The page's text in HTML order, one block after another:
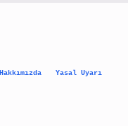
Hakkımızda Yasal Uyarı